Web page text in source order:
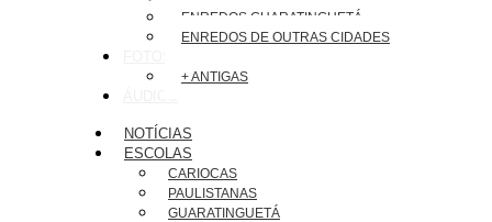
ENREDOS GUARATINGUETÁ
ENREDOS DE OUTRAS CIDADES
+ ANTIGAS
NOTÍCIAS
ESCOLAS
CARIOCAS
PAULISTANAS
GUARATINGUETÁ